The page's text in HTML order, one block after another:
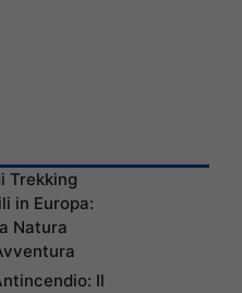
Trekking
in Europa:
Natura
Il